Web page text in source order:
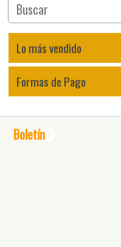
Lo más vendido
Formas de Pago
Boletín